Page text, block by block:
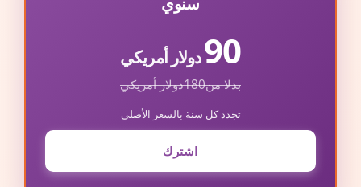
90دولار أمريكي
بدلا من180دولار أمريكي
تجدد كل سنة بالسعر الأصلي
اشترك